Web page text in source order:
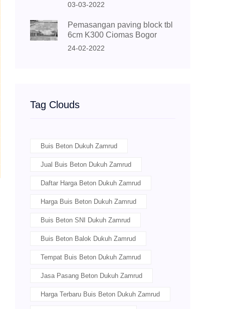
03-03-2022
Pemasangan paving block tbl
6cm K300 Ciomas Bogor
24-02-2022
Tag Clouds
Buis Beton Dukuh Zamrud
Jual Buis Beton Dukuh Zamrud
Daftar Harga Beton Dukuh Zamrud
Harga Buis Beton Dukuh Zamrud
Buis Beton SNI Dukuh Zamrud
Buis Beton Balok Dukuh Zamrud
Tempat Buis Beton Dukuh Zamrud
Jasa Pasang Beton Dukuh Zamrud
Harga Terbaru Buis Beton Dukuh Zamrud